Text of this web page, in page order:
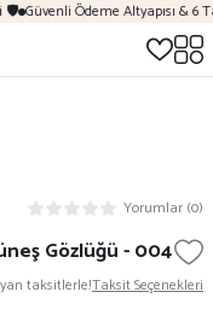
🛡️ Güvenli Ödeme Altyapısı & 6
Yorumlar (0)
Gözlüğü - 004
taksitlerle!Taksit Seçenekleri